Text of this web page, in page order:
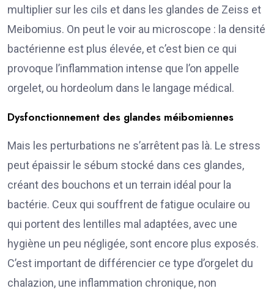
multiplier sur les cils et dans les glandes de Zeiss et
Meibomius. On peut le voir au microscope : la densité
bactérienne est plus élevée, et c’est bien ce qui
provoque l’inflammation intense que l’on appelle
orgelet, ou hordeolum dans le langage médical.
Dysfonctionnement des glandes méibomiennes
Mais les perturbations ne s’arrêtent pas là. Le stress
peut épaissir le sébum stocké dans ces glandes,
créant des bouchons et un terrain idéal pour la
bactérie. Ceux qui souffrent de fatigue oculaire ou
qui portent des lentilles mal adaptées, avec une
hygiène un peu négligée, sont encore plus exposés.
C’est important de différencier ce type d’orgelet du
chalazion, une inflammation chronique, non